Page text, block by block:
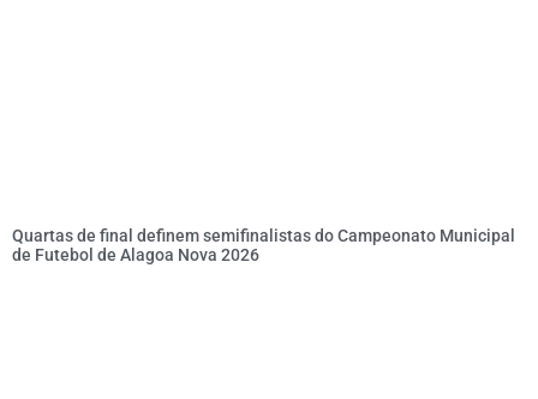
Quartas de final definem semifinalistas do Campeonato Municipal
de Futebol de Alagoa Nova 2026